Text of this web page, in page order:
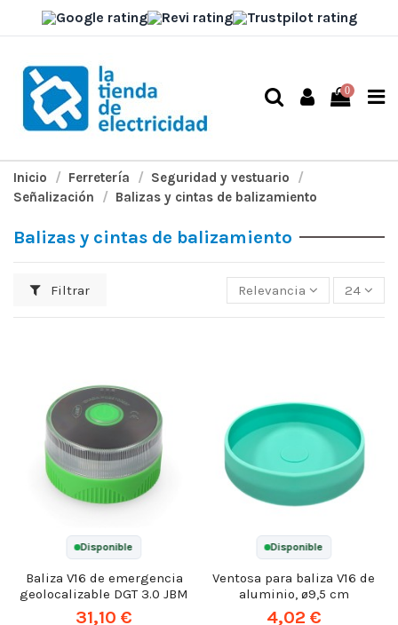
0
Inicio Ferretería
Seguridad y vestuario
Señalización
Balizas y cintas de balizamiento
Balizas y cintas de balizamiento
Filtrar Relevancia 24
Disponible
Baliza V16 de emergencia
geolocalizable DGT 3.0 JBM
31,10 €
Disponible
Ventosa para baliza V16 de
aluminio, ø9,5 cm
4,02 €